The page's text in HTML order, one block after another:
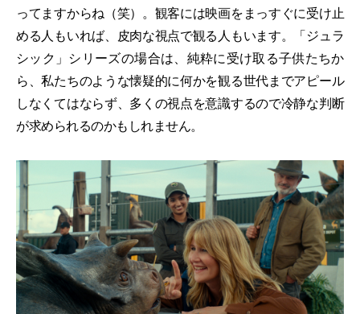
ってますからね（笑）。観客には映画をまっすぐに受け止
める人もいれば、皮肉な視点で観る人もいます。「ジュラ
シック」シリーズの場合は、純粋に受け取る子供たちか
ら、私たちのような懐疑的に何かを観る世代までアピール
しなくてはならず、多くの視点を意識するので冷静な判断
が求められるのかもしれません。